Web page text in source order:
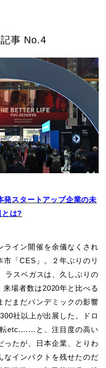
事 No.4
スタートアップ企業の未
とは?
ライン開催を余儀なくされ
「CES」。２年ぶりのリ
ラスベガスは、久しぶりの
場者数は2020年と比べる
だまだパンデミックの影響
社以上が出展した。ドロ
etc.……と、注目度の高い
ったが、日本企業、とりわ
なインパクトを残せたのだ